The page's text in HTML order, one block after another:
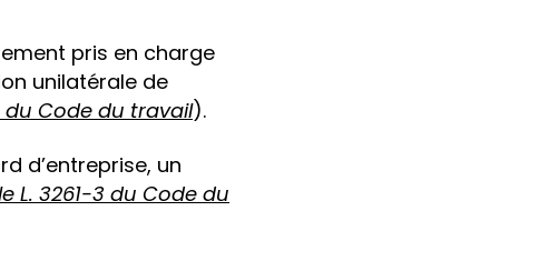
pris en charge
unilatérale de
du Code du travail).
d’entreprise, un
L. 3261-3 du Code du